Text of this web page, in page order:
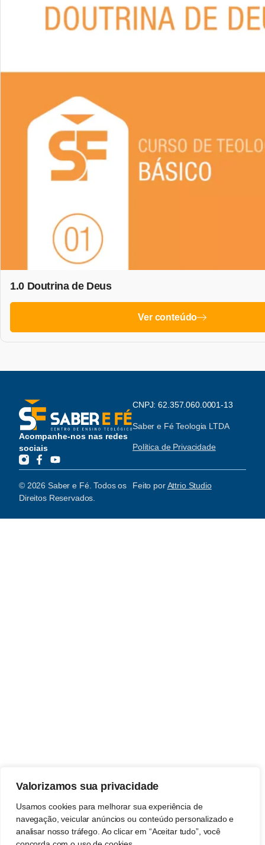
Valorizamos sua privacidade
Usamos cookies para melhorar sua experiência de
navegação, veicular anúncios ou conteúdo personalizado e
analisar nosso tráfego. Ao clicar em “Aceitar tudo”, você
1.0 Doutrina de Deus
Ver conteúdo
Acompanhe-nos nas redes
sociais
CNPJ: 62.357.060.0001-13
Saber e Fé Teologia LTDA
Política de Privacidade
© 2026 Saber e Fé. Todos os
Direitos Reservados.
Feito porAttrio Studio